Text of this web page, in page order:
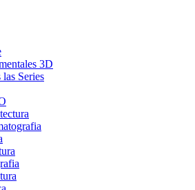
3D
las Series